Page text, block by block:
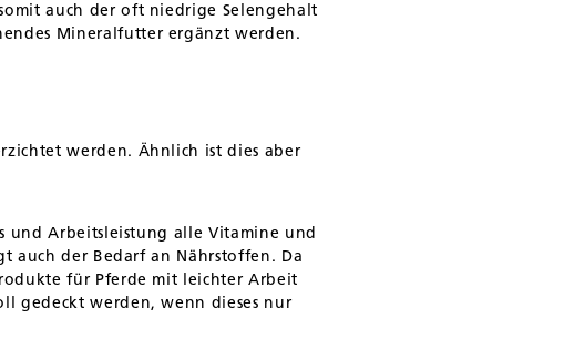
auch der oft niedrige Selengehalt
Mineralfutter ergänzt werden.
werden. Ähnlich ist dies aber
Arbeitsleistung alle Vitamine und
auch der Bedarf an Nährstoffen. Da
für Pferde mit leichter Arbeit
gedeckt werden, wenn dieses nur